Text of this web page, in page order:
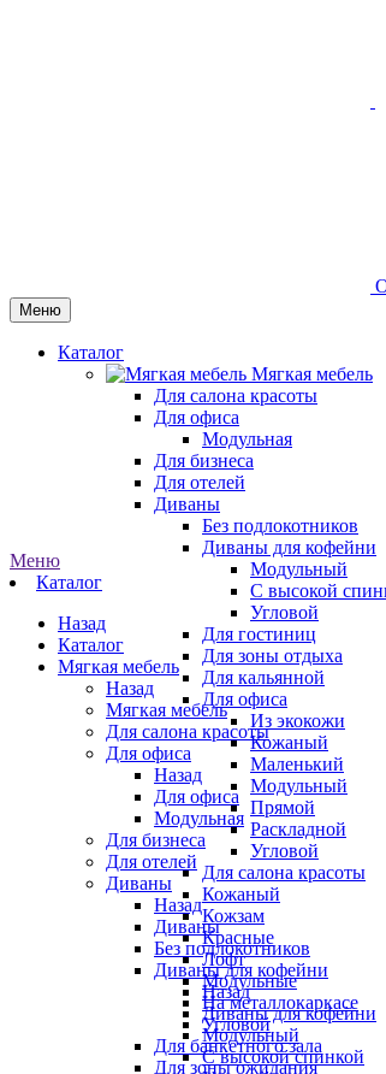
Меню
Каталог
Мягкая мебель
Для салона красоты
Для офиса
Модульная
Для бизнеса
Для отелей
Диваны
Без подлокотников
Диваны для кофейни
Модульный
С высокой
Угловой
Для гостиниц
Для зоны отдыха
Для кальянной
Для офиса
Из экокожи
Кожаный
Маленький
Модульный
Прямой
Раскладной
Угловой
Для салона красоты
Кожаный
Кожзам
Красные
Лофт
Модульные
На металлокаркасе
Угловой
Для банкетного зала
Для зоны ожидания
Меню
Каталог
Назад
Каталог
Мягкая мебель
Назад
Мягкая мебель
Для салона красоты
Для офиса
Назад
Для офиса
Модульная
Для бизнеса
Для отелей
Диваны
Назад
Диваны
Без подлокотников
Диваны для кофейни
Назад
Диваны для кофейни
Модульный
С высокой спинкой